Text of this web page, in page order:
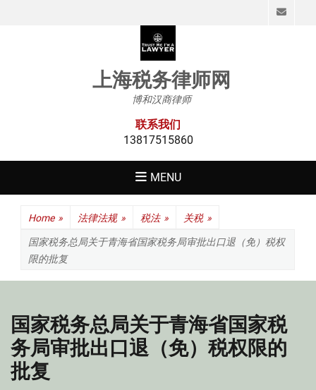
上海税务律师网
博和汉商律师
联系我们
13817515860
MENU
Home » 法律法规 » 税法 » 关税 »
国家税务总局关于青海省国家税务局审批出口退（免）税权
限的批复
国家税务总局关于青海省国家税
务局审批出口退（免）税权限的
批复